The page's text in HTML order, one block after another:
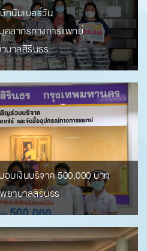
ทนัมเบอร์วัน
คลากรทางการแพทย์
บาลสิรินธร
บเงินบริจาค 500,000 บาท
พยาบาลสิรินธร